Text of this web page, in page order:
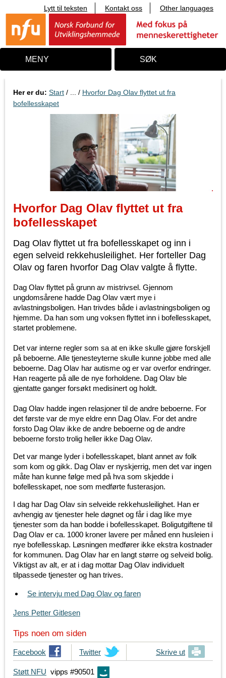
i
n
o
Lytt til teksten Kontakt oss Other languages
MENY SØK
Her er du: Start / ... / Hvorfor Dag Olav flyttet ut fra
bofellesskapet
Hvorfor Dag Olav flyttet ut fra
bofellesskapet
Dag Olav flyttet ut fra bofellesskapet og inn i
egen selveid rekkehusleilighet. Her forteller Dag
Olav og faren hvorfor Dag Olav valgte å flytte.
Dag Olav flyttet på grunn av mistrivsel. Gjennom
ungdomsårene hadde Dag Olav vært mye i
avlastningsboligen. Han trivdes både i avlastningsboligen og
hjemme. Da han som ung voksen flyttet inn i bofellesskapet,
startet problemene.
Det var interne regler som sa at en ikke skulle gjøre forskjell
på beboerne. Alle tjenesteyterne skulle kunne jobbe med alle
beboerne. Dag Olav har autisme og er var overfor endringer.
Han reagerte på alle de nye forholdene. Dag Olav ble
gjentatte ganger forsøkt medisinert og holdt.
Dag Olav hadde ingen relasjoner til de andre beboerne. For
det første var de mye eldre enn Dag Olav. For det andre
forsto Dag Olav ikke de andre beboerne og de andre
beboerne forsto trolig heller ikke Dag Olav.
Det var mange lyder i bofellesskapet, blant annet av folk
som kom og gikk. Dag Olav er nyskjerrig, men det var ingen
måte han kunne følge med på hva som skjedde i
bofellesskapet, noe som medførte fusterasjon.
I dag har Dag Olav sin selveide rekkehusleilighet. Han er
avhengig av tjenester hele døgnet og får i dag like mye
tjenester som da han bodde i bofellesskapet. Boligutgiftene til
Dag Olav er ca. 1000 kroner lavere per måned enn husleien i
nye bofellesskap. Løsningen medfører ikke ekstra kostnader
for kommunen. Dag Olav har en langt større og selveid bolig.
Viktigst av alt, er at i dag mottar Dag Olav individuelt
tilpassede tjenester og han trives.
Se intervju med Dag Olav og faren
Jens Petter Gitlesen
Tips noen om siden
T
i
p
Facebook
T
i
p
Twitter Skrive ut
Støtt NFU vipps #90501